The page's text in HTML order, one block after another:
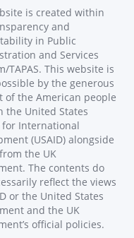
is created within
and
in Public
and Services
TAPAS. This website is
by the generous
of the American people
the United States
for International
(USAID) alongside
the UK
The contents do
reflect the views
or the United States
and the UK
official policies.